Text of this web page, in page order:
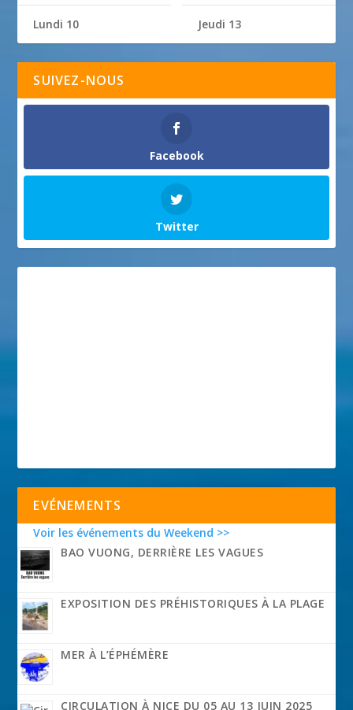
Lundi 10 Jeudi 13
SUIVEZ-NOUS
Facebook
Twitter
EVÉNEMENTS
Voir les événements du Weekend >>
BAO VUONG, DERRIÈRE LES VAGUES
EXPOSITION DES PRÉHISTORIQUES À LA PLAGE
MER À L’ÉPHÉMÈRE
CIRCULATION À NICE DU 05 AU 13 JUIN 2025